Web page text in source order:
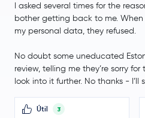
NEXPACE NXPC
I asked several times for the
bother getting back to me.
my personal data, they refused.
No doubt some uneducated
review, telling me they’re sorry
look into it further. No thanks - I’ll
Útil 3